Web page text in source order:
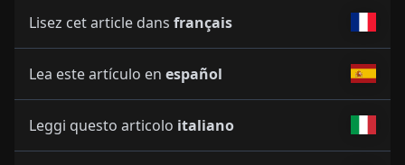
Lisez cet article dans français
Lea este artículo en español
Leggi questo articolo italiano